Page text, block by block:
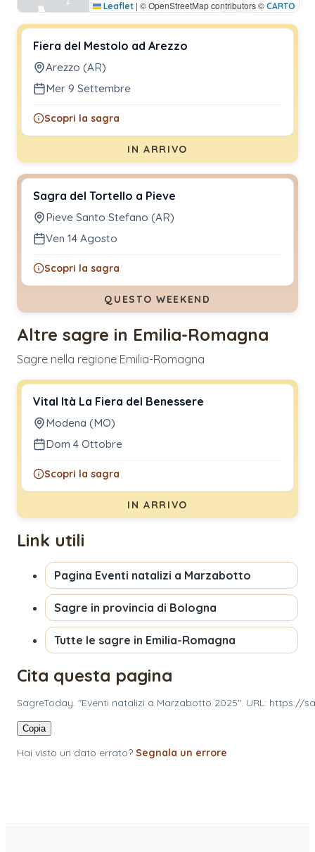
Leaflet | © OpenStreetMap contributors © CARTO
Fiera del Mestolo ad Arezzo
Arezzo (AR)
Mer 9 Settembre
Scopri la sagra
IN ARRIVO
Sagra del Tortello a Pieve
Pieve Santo Stefano (AR)
Ven 14 Agosto
Scopri la sagra
QUESTO WEEKEND
Altre sagre in Emilia-Romagna
Sagre nella regione Emilia-Romagna
Vital Ità La Fiera del Benessere
Modena (MO)
Dom 4 Ottobre
Scopri la sagra
IN ARRIVO
Link utili
Pagina Eventi natalizi a Marzabotto
Sagre in provincia di Bologna
Tutte le sagre in Emilia-Romagna
Cita questa pagina
SagreToday. "Eventi natalizi a Marzabotto 2025". URL:
Copia
Hai visto un dato errato? Segnala un errore